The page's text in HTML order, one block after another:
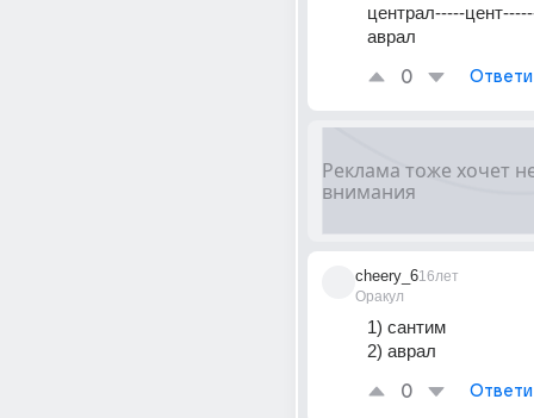
централ-----
аврал
0
cheery_6
Оракул
16лет
1) сантим
2) аврал
0